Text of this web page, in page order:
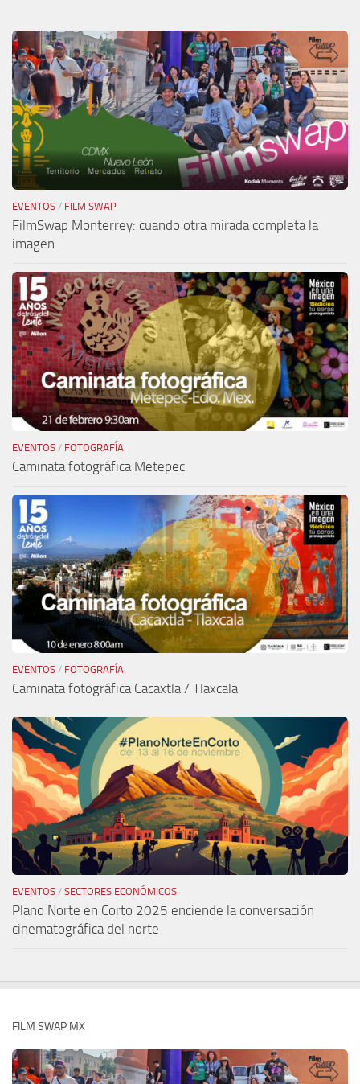
EVENTOS / FILM SWAP
FilmSwap Monterrey: cuando otra mirada completa la
imagen
EVENTOS / FOTOGRAFÍA
Caminata fotográfica Metepec
EVENTOS / FOTOGRAFÍA
Caminata fotográfica Cacaxtla / Tlaxcala
EVENTOS / SECTORES ECONÓMICOS
Plano Norte en Corto 2025 enciende la conversación
cinematográfica del norte
FILM SWAP MX